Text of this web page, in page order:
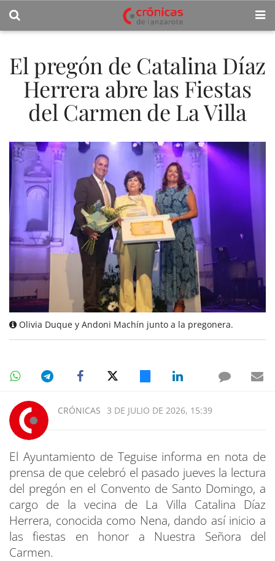
El pregón de Catalina Díaz
Herrera abre las Fiestas
del Carmen de La Villa
Olivia Duque y Andoni Machín junto a la pregonera.
CRÓNICAS 3 DE JULIO DE 2026, 15:39
El Ayuntamiento de Teguise informa en nota de
prensa de que celebró el pasado jueves la lectura
del pregón en el Convento de Santo Domingo, a
cargo de la vecina de La Villa Catalina Díaz
Herrera, conocida como Nena, dando así inicio a
las fiestas en honor a Nuestra Señora del
Carmen.